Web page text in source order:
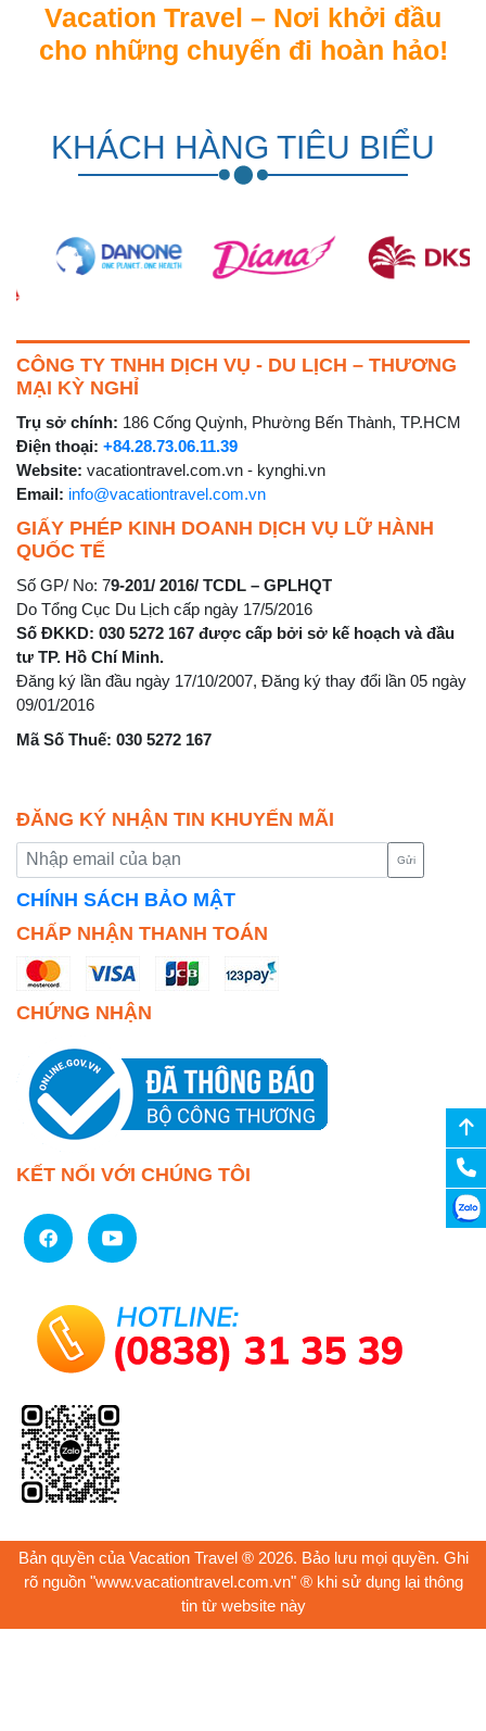
Vacation Travel – Nơi khởi đầu
cho những chuyến đi hoàn hảo!
KHÁCH HÀNG TIÊU BIỂU
CÔNG TY TNHH DỊCH VỤ - DU LỊCH – THƯƠNG
MẠI KỲ NGHỈ
Trụ sở chính: 186 Cống Quỳnh, Phường Bến Thành, TP.HCM
Điện thoại: +84.28.73.06.11.39
Website: vacationtravel.com.vn - kynghi.vn
Email: info@vacationtravel.com.vn
GIẤY PHÉP KINH DOANH DỊCH VỤ LỮ HÀNH
QUỐC TẾ
Số GP/ No: 79-201/ 2016/ TCDL – GPLHQT
Do Tổng Cục Du Lịch cấp ngày 17/5/2016
Số ĐKKD: 030 5272 167 được cấp bởi sở kế hoạch và đầu
tư TP. Hồ Chí Minh.
Đăng ký lần đầu ngày 17/10/2007, Đăng ký thay đổi lần 05 ngày
09/01/2016
Mã Số Thuế: 030 5272 167
ĐĂNG KÝ NHẬN TIN KHUYẾN MÃI
Gửi
CHÍNH SÁCH BẢO MẬT
CHẤP NHẬN THANH TOÁN
CHỨNG NHẬN
KẾT NỐI VỚI CHÚNG TÔI
Bản quyền của Vacation Travel ® 2026. Bảo lưu mọi quyền. Ghi
rõ nguồn "www.vacationtravel.com.vn" ® khi sử dụng lại thông
tin từ website này